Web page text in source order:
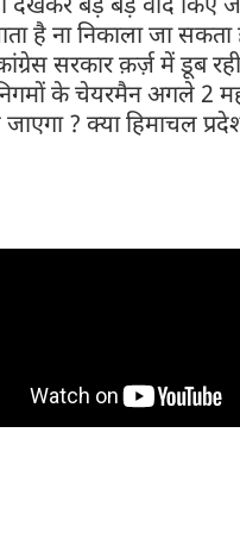
देखकर बड़े बड़े वादे
है ना निकाला जा
सरकार क़र्ज़ में डूब
के चेयरमैन अगले 2
? क्या हिमाचल